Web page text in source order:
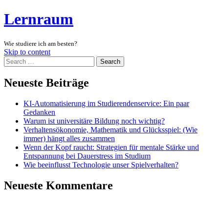
Lernraum
Wie studiere ich am besten?
Skip to content
Search
Neueste Beiträge
KI-Automatisierung im Studierendenservice: Ein paar
Gedanken
Warum ist universitäre Bildung noch wichtig?
Verhaltensökonomie, Mathematik und Glücksspiel: (Wie
immer) hängt alles zusammen
Wenn der Kopf raucht: Strategien für mentale Stärke und
Entspannung bei Dauerstress im Studium
Wie beeinflusst Technologie unser Spielverhalten?
Neueste Kommentare